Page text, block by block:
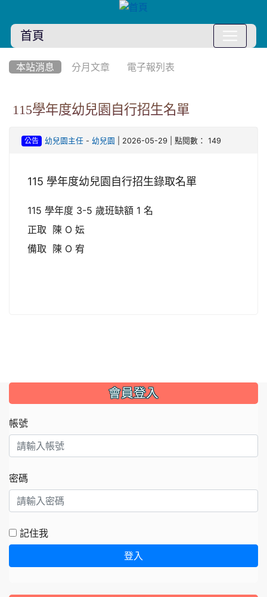
首頁
本站消息 分月文章 電子報列表
115學年度幼兒園自行招生名單
公告 幼兒園主任- 幼兒園 | 2026-05-29 | 點閱數： 149
115 學年度幼兒園自行招生錄取名單
115 學年度 3-5 歲班缺額 1 名
正取 陳 O 妘
備取 陳 O 宥
::: 會員登入
帳號
密碼
記住我
登入